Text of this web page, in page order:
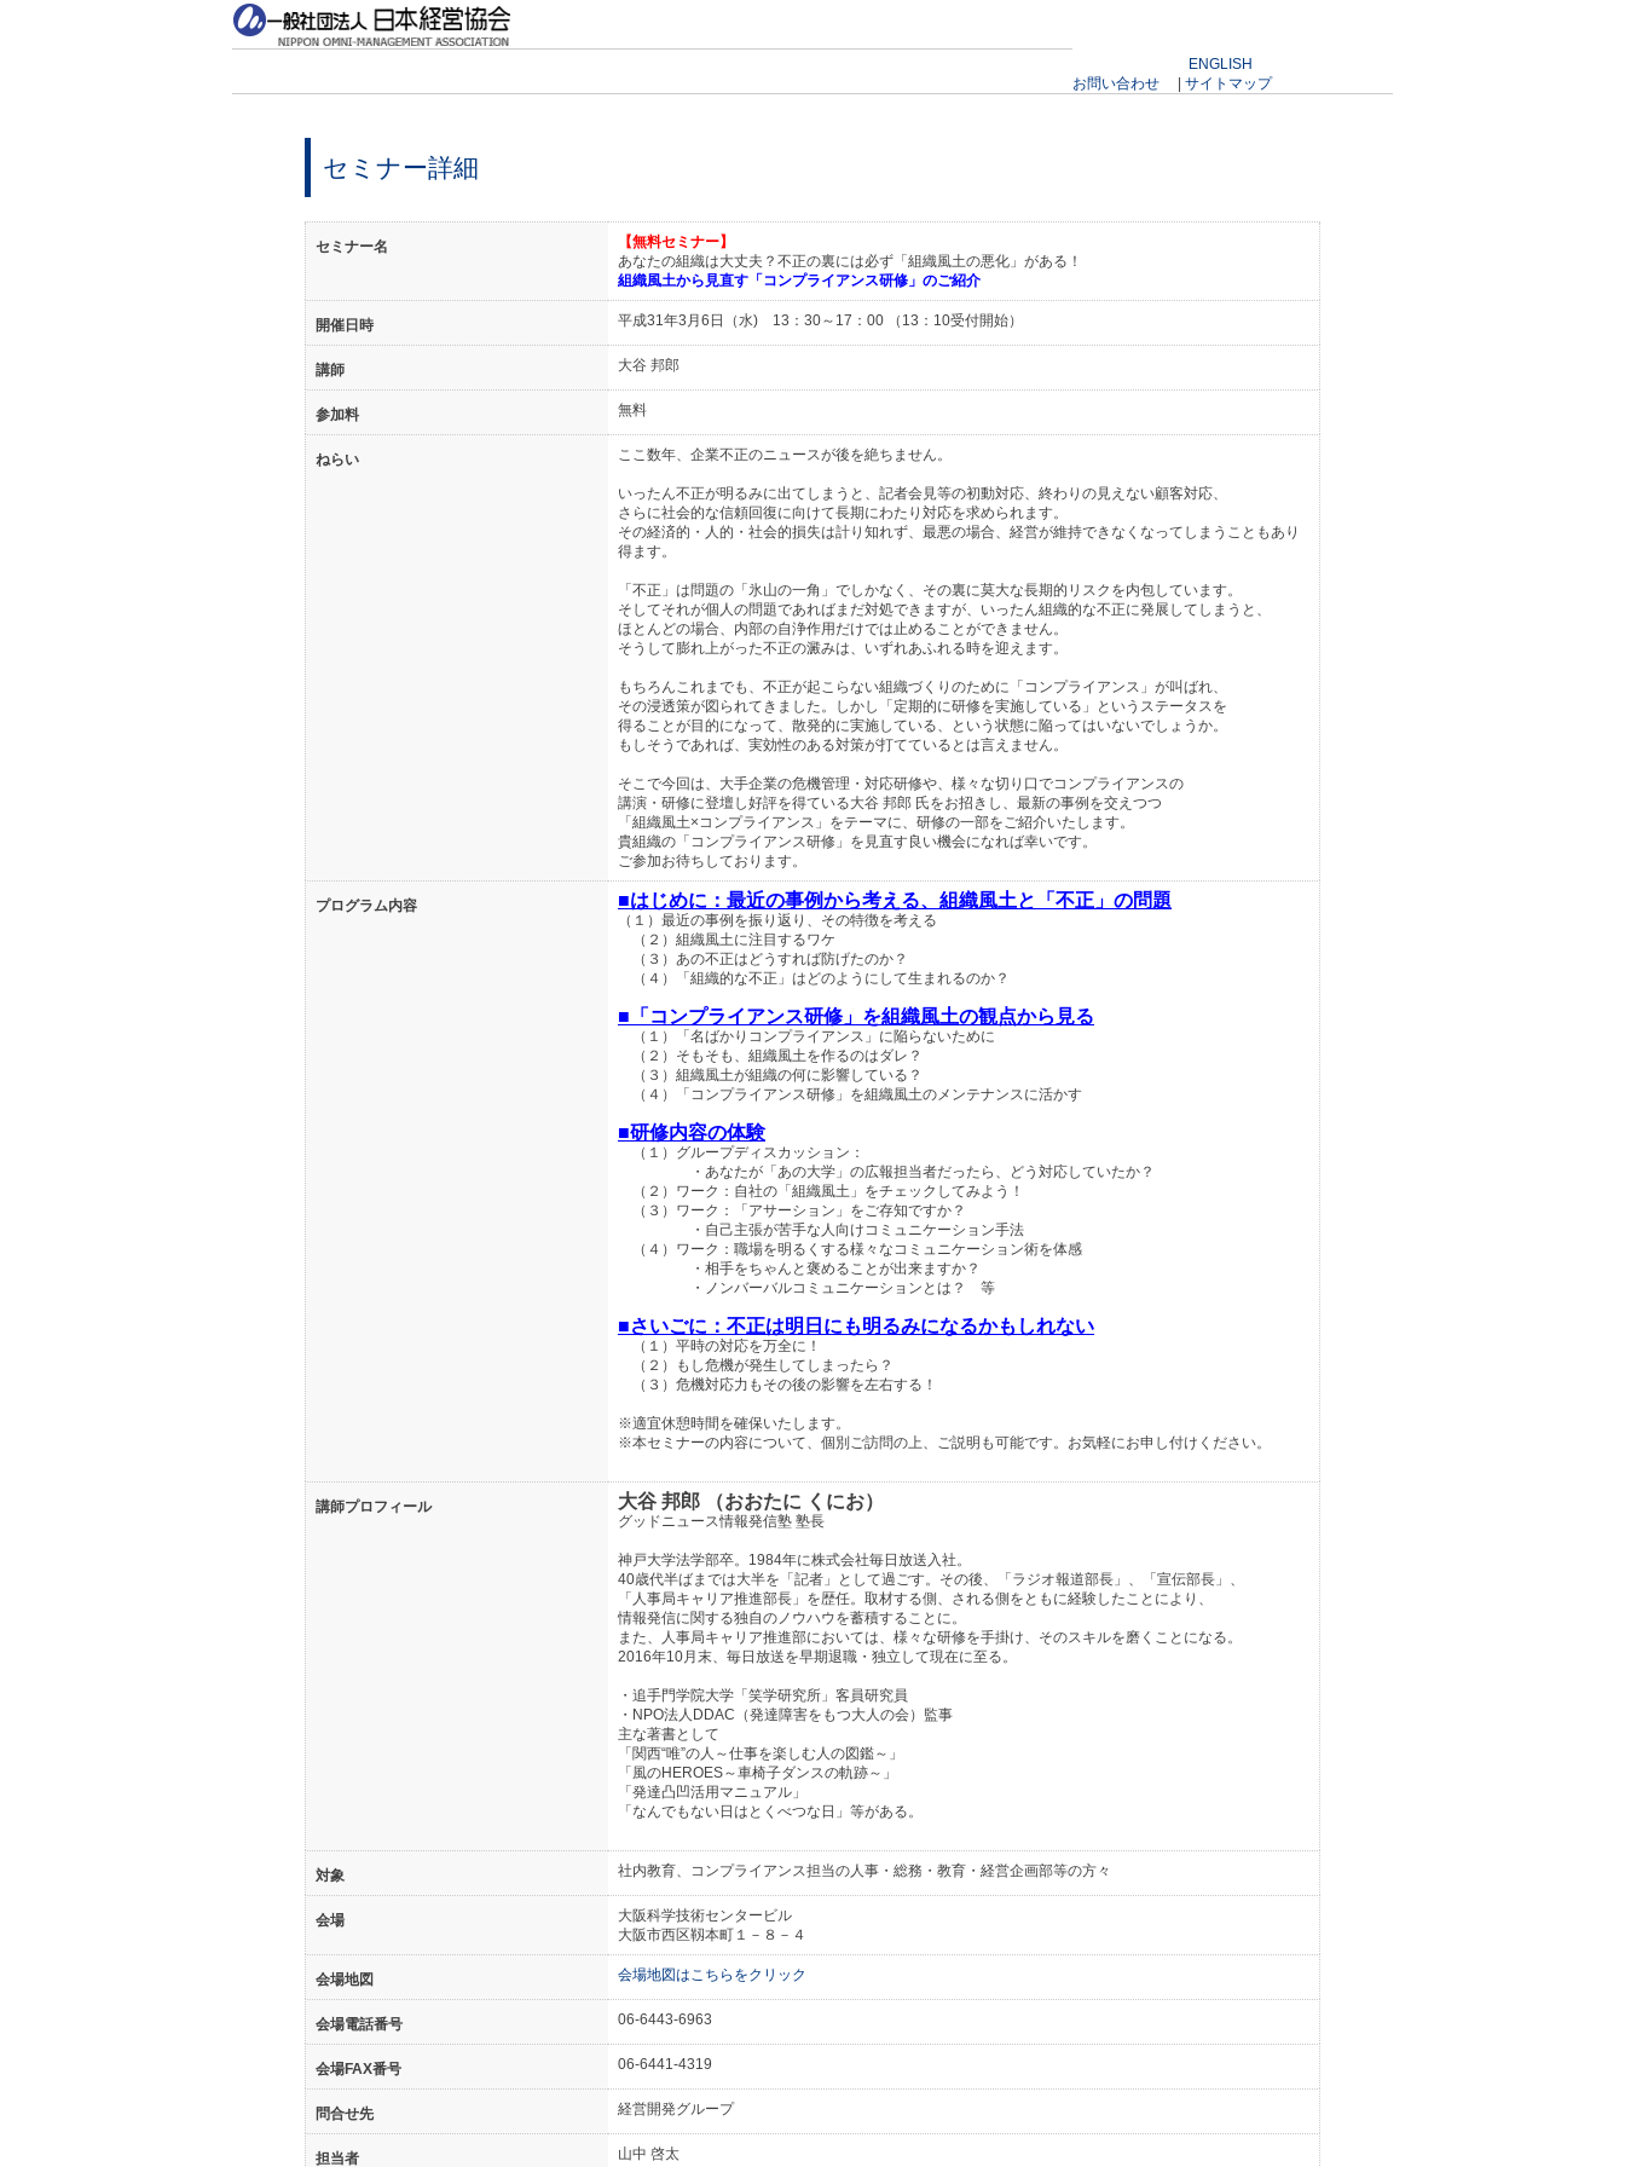
ENGLISH
お問い合わせ
サイトマップ
セミナー詳細
セミナー名
【無料セミナー】
あなたの組織は大丈夫？不正の裏には必ず「組織風土の悪化」がある！
組織風土から見直す「コンプライアンス研修」のご紹介
開催日時 平成31年3月6日（水) 13：30～17：00 （13：10受付開始）
講師 大谷 邦郎
参加料 無料
ねらい ここ数年、企業不正のニュースが後を絶ちません。
いったん不正が明るみに出てしまうと、記者会見等の初動対応、終わりの見えない顧客対応、
さらに社会的な信頼回復に向けて長期にわたり対応を求められます。
その経済的・人的・社会的損失は計り知れず、最悪の場合、経営が維持できなくなってしまうこともあり
得ます。
「不正」は問題の「氷山の一角」でしかなく、その裏に莫大な長期的リスクを内包しています。
そしてそれが個人の問題であればまだ対処できますが、いったん組織的な不正に発展してしまうと、
ほとんどの場合、内部の自浄作用だけでは止めることができません。
そうして膨れ上がった不正の澱みは、いずれあふれる時を迎えます。
もちろんこれまでも、不正が起こらない組織づくりのために「コンプライアンス」が叫ばれ、
その浸透策が図られてきました。しかし「定期的に研修を実施している」というステータスを
得ることが目的になって、散発的に実施している、という状態に陥ってはいないでしょうか。
もしそうであれば、実効性のある対策が打てているとは言えません。
そこで今回は、大手企業の危機管理・対応研修や、様々な切り口でコンプライアンスの
講演・研修に登壇し好評を得ている大谷 邦郎 氏をお招きし、最新の事例を交えつつ
「組織風土×コンプライアンス」をテーマに、研修の一部をご紹介いたします。
貴組織の「コンプライアンス研修」を見直す良い機会になれば幸いです。
ご参加お待ちしております。
プログラム内容 ■はじめに：最近の事例から考える、組織風土と「不正」の問題
（１）最近の事例を振り返り、その特徴を考える
（２）組織風土に注目するワケ
（３）あの不正はどうすれば防げたのか？
（４）「組織的な不正」はどのようにして生まれるのか？
■「コンプライアンス研修」を組織風土の観点から見る
（１）「名ばかりコンプライアンス」に陥らないために
（２）そもそも、組織風土を作るのはダレ？
（３）組織風土が組織の何に影響している？
（４）「コンプライアンス研修」を組織風土のメンテナンスに活かす
■研修内容の体験
（１）グループディスカッション：
・あなたが「あの大学」の広報担当者だったら、どう対応していたか？
（２）ワーク：自社の「組織風土」をチェックしてみよう！
（３）ワーク：「アサーション」をご存知ですか？
・自己主張が苦手な人向けコミュニケーション手法
（４）ワーク：職場を明るくする様々なコミュニケーション術を体感
・相手をちゃんと褒めることが出来ますか？
・ノンバーバルコミュニケーションとは？ 等
■さいごに：不正は明日にも明るみになるかもしれない
（１）平時の対応を万全に！
（２）もし危機が発生してしまったら？
（３）危機対応力もその後の影響を左右する！
※適宜休憩時間を確保いたします。
※本セミナーの内容について、個別ご訪問の上、ご説明も可能です。お気軽にお申し付けください。
講師プロフィール 大谷 邦郎 （おおたに くにお）
グッドニュース情報発信塾 塾長
神戸大学法学部卒。1984年に株式会社毎日放送入社。
40歳代半ばまでは大半を「記者」として過ごす。その後、「ラジオ報道部長」、「宣伝部長」、
「人事局キャリア推進部長」を歴任。取材する側、される側をともに経験したことにより、
情報発信に関する独自のノウハウを蓄積することに。
また、人事局キャリア推進部においては、様々な研修を手掛け、そのスキルを磨くことになる。
2016年10月末、毎日放送を早期退職・独立して現在に至る。
・追手門学院大学「笑学研究所」客員研究員
・NPO法人DDAC（発達障害をもつ大人の会）監事
主な著書として
「関西“唯”の人～仕事を楽しむ人の図鑑～」
「風のHEROES～車椅子ダンスの軌跡～」
「発達凸凹活用マニュアル」
「なんでもない日はとくべつな日」等がある。
対象 社内教育、コンプライアンス担当の人事・総務・教育・経営企画部等の方々
会場
大阪科学技術センタービル
大阪市西区靱本町１－８－４
会場地図 会場地図はこちらをクリック
会場電話番号 06-6443-6963
会場FAX番号 06-6441-4319
問合せ先 経営開発グループ
担当者 山中 啓太